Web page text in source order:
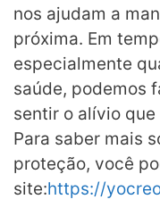
nos ajudam a
próxima. Em
especialmente
saúde, podemos
sentir o alívio
Para saber mais
proteção, você
site:https://